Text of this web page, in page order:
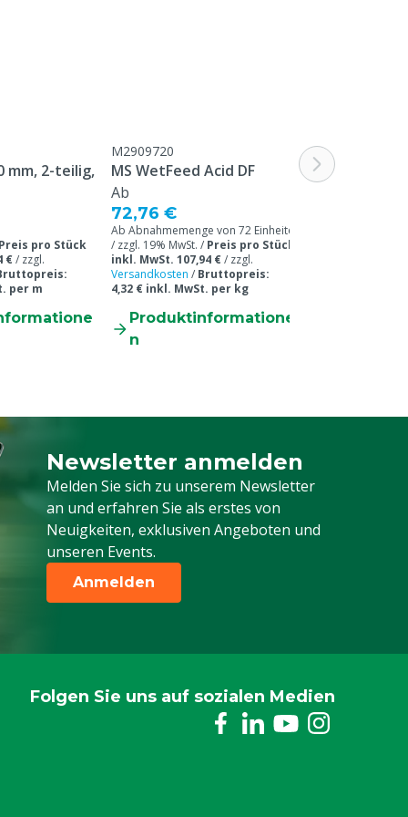
mm, 2-teilig,
Preis pro Stück
€/ zzgl.
per m
M2909720
MS WetFeed Acid DF
Ab
72,76 €
Ab Abnahmemenge von 72 Einheiten
/ zzgl. 19% MwSt. / Preis pro Stück
inkl. MwSt. 107,94 €/ zzgl.
Versandkosten / Bruttopreis:
4,32 € inkl. MwSt. per kg
Produktinformatione
n
M3400091
Newsletter anmelden
Melden Sie sich zu unserem Newsletter
an und erfahren Sie als erstes von
Neuigkeiten, exklusiven Angeboten und
unseren Events.
Melden Sie sich für unseren Newsletter
Anmelden
Folgen Sie uns auf sozialen Medien